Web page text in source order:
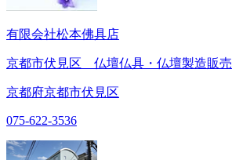
有限会社松本佛具店
京都市伏見区 仏壇仏具・仏壇製造販売
京都府京都市伏見区
075-622-3536